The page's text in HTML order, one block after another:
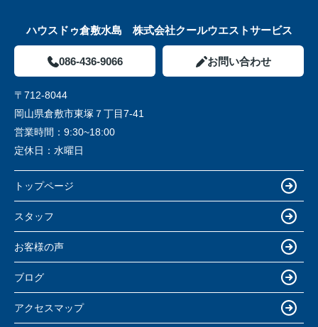
ハウスドゥ倉敷水島 株式会社クールウエストサービス
086-436-9066 お問い合わせ
〒712-8044
岡山県倉敷市東塚７丁目7-41
営業時間： 9:30~18:00
定休日： 水曜日
トップページ
スタッフ
お客様の声
ブログ
アクセスマップ